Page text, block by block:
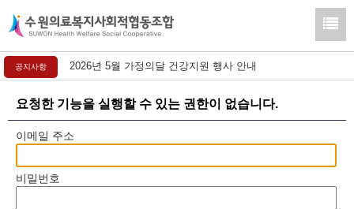
공지사항 2026년 5월 가정의달 건강지원 행사 안내
요청한 기능을 실행할 수 있는 권한이 없습니다.
이메일 주소
비밀번호